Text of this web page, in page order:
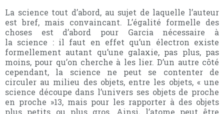
La science tout d’abord, au sujet de laquelle l’auteur
est bref, mais convaincant. L’égalité formelle des
choses est d’abord pour Garcia nécessaire à
la science : il faut en effet qu’un électron existe
formellement autant qu’une galaxie, pas plus, pas
moins, pour qu’on cherche à les lier. D’un autre côté
cependant, la science ne peut se contenter de
circuler au milieu des objets, entre les objets, « une
science découpe dans l’univers ses objets de proche
en proche »13, mais pour les rapporter à des objets
plus petits ou plus gros. Ainsi, l’atome peut être